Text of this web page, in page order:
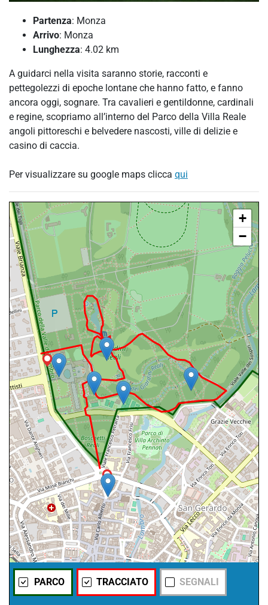
Partenza: Monza
Arrivo: Monza
Lunghezza: 4.02 km
A guidarci nella visita saranno storie, racconti e
pettegolezzi di epoche lontane che hanno fatto, e fanno
ancora oggi, sognare. Tra cavalieri e gentildonne, cardinali
e regine, scopriamo all’interno del Parco della Villa Reale
angoli pittoreschi e belvedere nascosti, ville di delizie e
casino di caccia.
Per visualizzare su google maps clicca qui
+
−
PARCO TRACCIATO SEGNALI